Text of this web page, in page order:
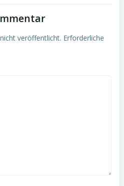
veröffentlicht. Erforderliche